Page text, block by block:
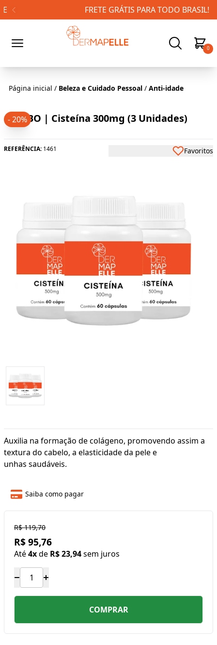
FRETE GRÁTIS PARA TODO BRASIL!
0
Página inicial / Beleza e Cuidado Pessoal / Anti-idade
COMBO | Cisteína 300mg (3 Unidades)
REFERÊNCIA: 1461 Favoritos
- 20%
Auxilia na formação de colágeno, promovendo assim a
textura do cabelo, a elasticidade da pele e
unhas saudáveis.
Saiba como pagar
R$ 119,70
R$ 95,76
Até4xde R$ 23,94sem juros
COMPRAR